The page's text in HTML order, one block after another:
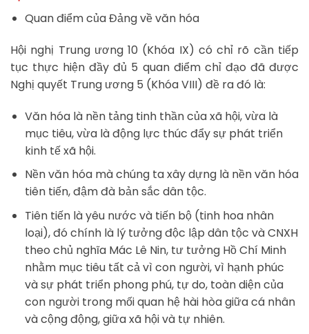
Quan điểm của Đảng về văn hóa
Hội nghị Trung ương 10 (Khóa IX) có chỉ rõ cần tiếp
tục thực hiện đầy đủ 5 quan điểm chỉ đạo đã được
Nghị quyết Trung ương 5 (Khóa VIII) đề ra đó là:
Văn hóa là nền tảng tinh thần của xã hội, vừa là
mục tiêu, vừa là động lực thúc đẩy sự phát triển
kinh tế xã hội.
Nền văn hóa mà chúng ta xây dựng là nền văn hóa
tiên tiến, đậm đà bản sắc dân tộc.
Tiên tiến là yêu nước và tiến bộ (tinh hoa nhân
loại), đó chính là lý tưởng độc lập dân tộc và CNXH
theo chủ nghĩa Mác Lê Nin, tư tưởng Hồ Chí Minh
nhằm mục tiêu tất cả vì con người, vì hạnh phúc
và sự phát triển phong phú, tự do, toàn diện của
con người trong mối quan hệ hài hòa giữa cá nhân
và cộng động, giữa xã hội và tự nhiên.